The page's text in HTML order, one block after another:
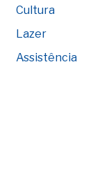
Cultura
Lazer
Assistência